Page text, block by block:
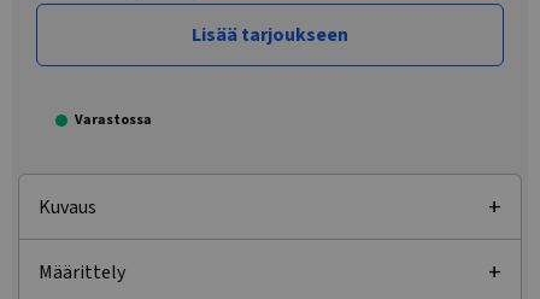
Lisää tarjoukseen
Varastossa
Kuvaus
Määrittely